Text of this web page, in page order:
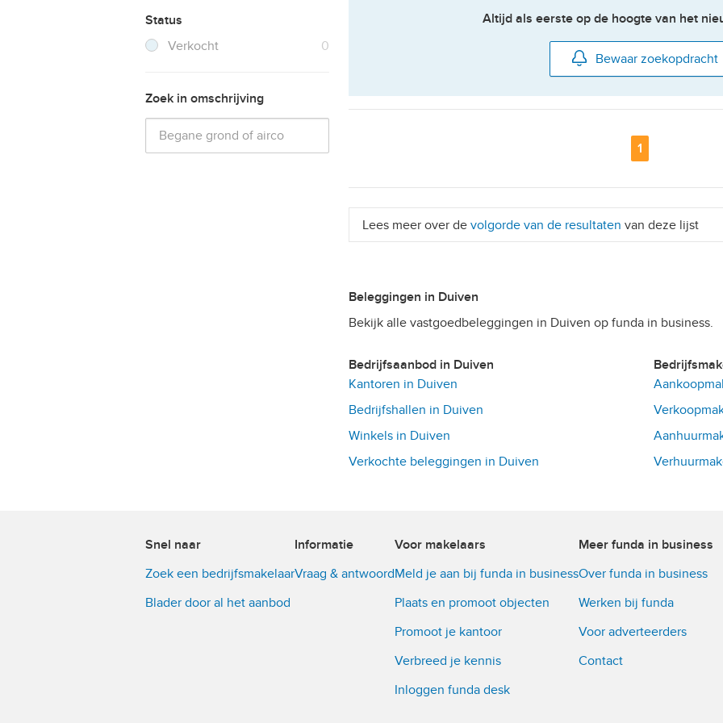
Status
Filter verwijderen
Verkocht 0
Resultaten
Zoek in omschrijving
Altijd als eerste op de hoogte van het
Bewaar zoekopdracht
Pagina
1
Lees meer over de volgorde van de resultaten van deze lijst
Beleggingen in Duiven
Bekijk alle vastgoedbeleggingen in Duiven op funda in business.
Bedrijfsaanbod in Duiven
Kantoren in Duiven
Bedrijfshallen in Duiven
Winkels in Duiven
Verkochte beleggingen in Duiven
Snel naar
Zoek een bedrijfsmakelaar
Blader door al het aanbod
Informatie
Vraag & antwoord
Voor makelaars
Meld je aan bij funda in business
Plaats en promoot objecten
Promoot je kantoor
Verbreed je kennis
Inloggen funda desk
Meer funda in business
Over funda in business
Werken bij funda
Voor adverteerders
Contact